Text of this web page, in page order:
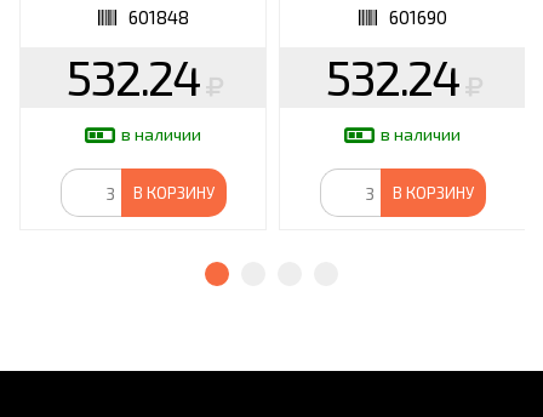
601848
532.24
в наличии
В КОРЗИНУ
универсальный
601690
532.24
в наличии
В КОРЗИНУ